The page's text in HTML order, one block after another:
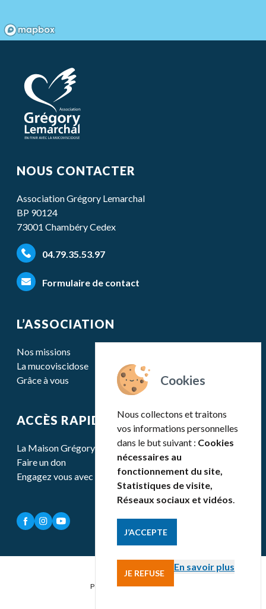
Nous collectons et traitons
vos informations personnelles
dans le but suivant : Cookies
nécessaires au
fonctionnement du site,
Statistiques de visite,
Réseaux sociaux et vidéos.
J’ACCEPTE
JE REFUSE
En savoir plus
NOUS CONTACTER
Association Grégory Lemarchal
BP 90124
73001 Chambéry Cedex
04.79.35.53.97
Formulaire de contact
L’ASSOCIATION
Nos missions
La mucoviscidose
Grâce à vous
ACCÈS RAPIDE
La Maison Grégory Lemarchal
Faire un don
Engagez vous avec nous
Mentions légales
Politique de confidentialité